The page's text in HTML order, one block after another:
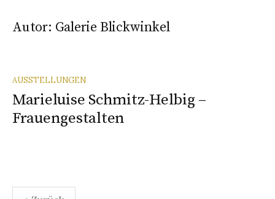
Autor: Galerie Blickwinkel
AUSSTELLUNGEN
Marieluise Schmitz-Helbig –
Frauengestalten